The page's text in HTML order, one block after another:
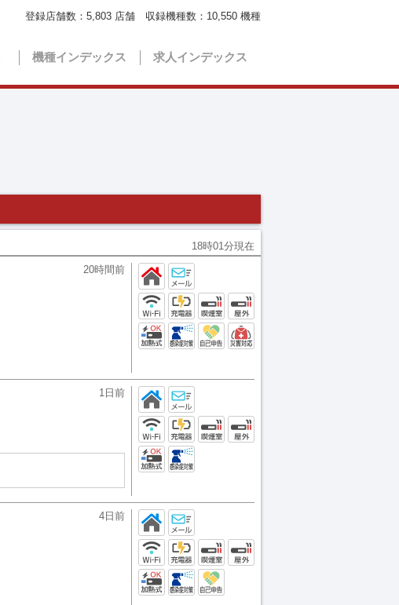
機種インデックス 求人インデックス
登録店舗数： 5,803 店舗 収録機種数： 10,550 機種
18時01分現在
20時間前
1日前
4日前